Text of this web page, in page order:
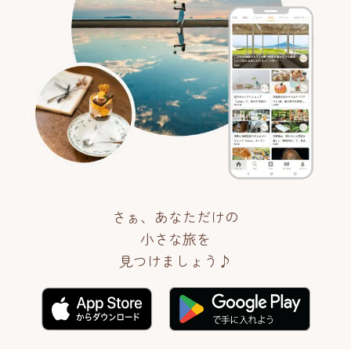
さぁ、あなただけの
小さな旅を
見つけましょう♪